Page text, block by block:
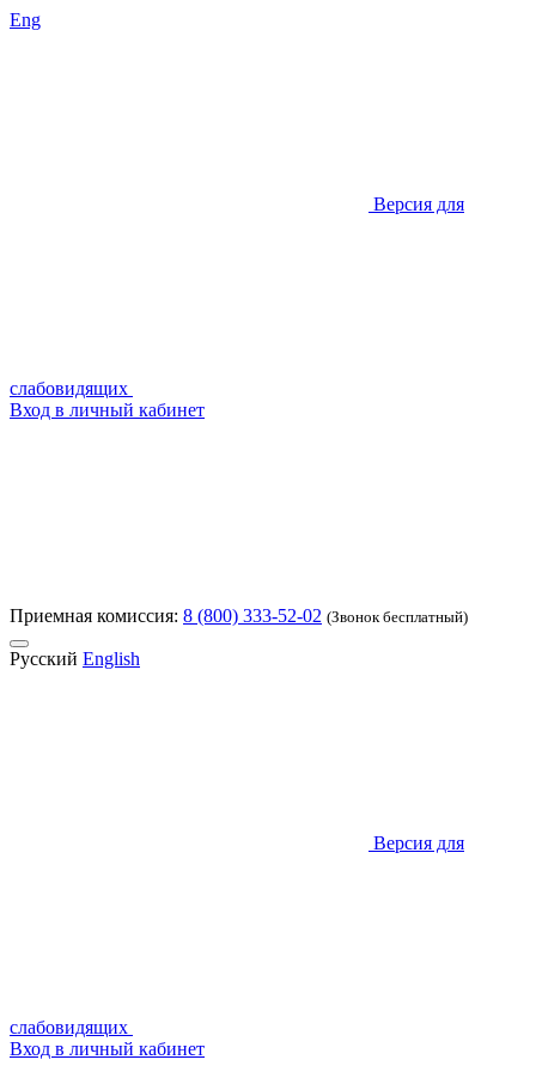
Eng
Версия для
слабовидящих
Вход в личный кабинет
Приемная комиссия: 8 (800) 333-52-02 (Звонок бесплатный)
Русский English
Версия для
слабовидящих
Вход в личный кабинет